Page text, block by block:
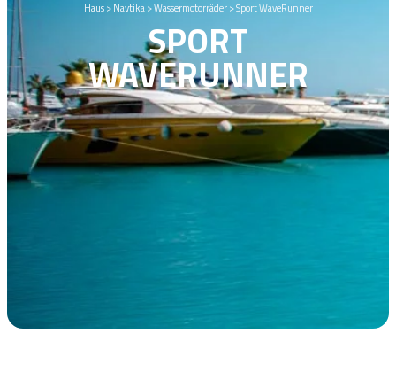
Haus>Navtika>Wassermotorräder>Sport WaveRunner
SPORT
WAVERUNNER